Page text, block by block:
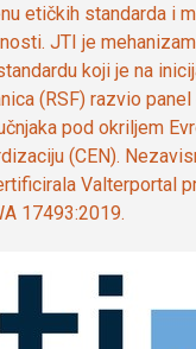
etičkih standarda i
JTI je
koji je na
(RSF) razvio
pod okriljem
(CEN).
Valterportal
17493:2019.